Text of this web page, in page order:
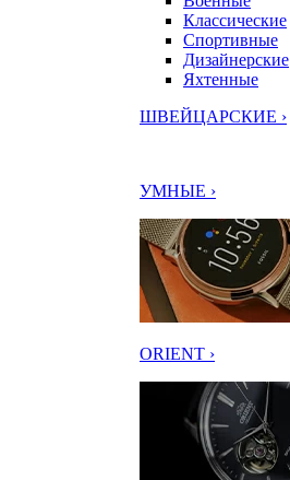
Классические
Спортивные
Дизайнерские
Яхтенные
ШВЕЙЦАРСКИЕ ›
УМНЫЕ ›
ORIENT ›